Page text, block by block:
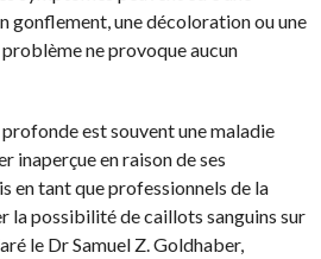
gonflement, une décoloration ou une
ne provoque aucun
est souvent une maladie
inaperçue en raison de ses
en tant que professionnels de la
la possibilité de caillots sanguins sur
le Dr Samuel Z. Goldhaber,